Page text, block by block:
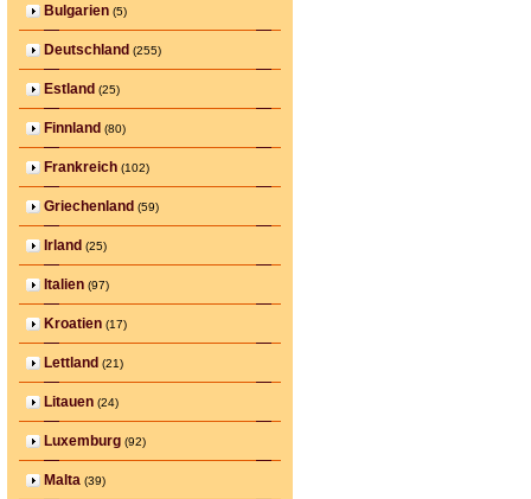
Bulgarien (5)
Deutschland (255)
Estland (25)
Finnland (80)
Frankreich (102)
Griechenland (59)
Irland (25)
Italien (97)
Kroatien (17)
Lettland (21)
Litauen (24)
Luxemburg (92)
Malta (39)